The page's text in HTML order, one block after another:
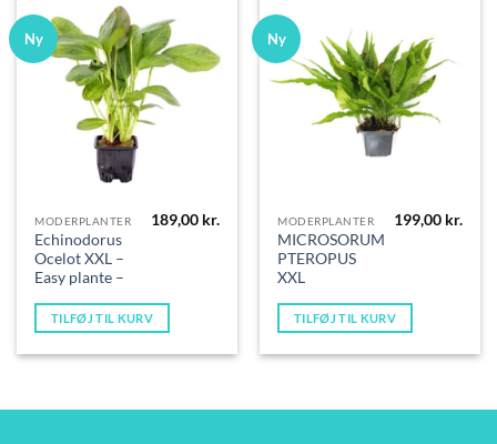
Ny
MODERPLANTER
Echinodorus
Ocelot XXL –
Easy plante –
189,00 kr.
TILFØJ TIL KURV
Ny
MODERPLANTER
MICROSORUM
PTEROPUS
XXL
199,00 kr.
TILFØJ TIL KURV